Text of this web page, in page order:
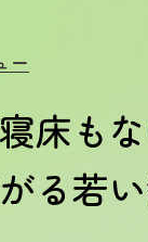
ー
床も
る若